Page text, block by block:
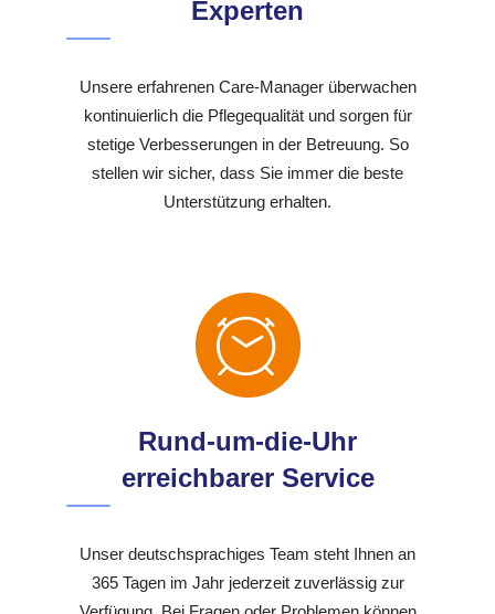
Experten
Unsere erfahrenen Care-Manager überwachen
kontinuierlich die Pflegequalität und sorgen für
stetige Verbesserungen in der Betreuung. So
stellen wir sicher, dass Sie immer die beste
Unterstützung erhalten.
Rund-um-die-Uhr
erreichbarer Service
Unser deutschsprachiges Team steht Ihnen an
365 Tagen im Jahr jederzeit zuverlässig zur